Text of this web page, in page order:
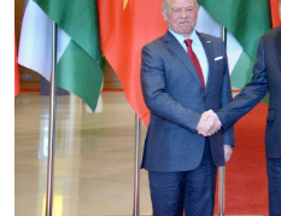
Pháp luật và đời sống